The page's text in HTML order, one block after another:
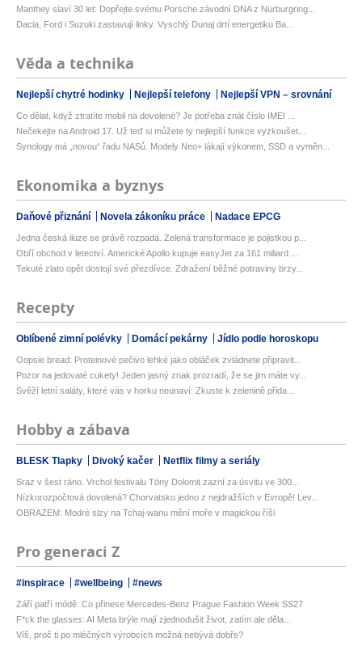
Manthey slaví 30 let: Dopřejte svému Porsche závodní DNA z Nürburgring...
Dacia, Ford i Suzuki zastavují linky. Vyschlý Dunaj drtí energetiku Ba...
Věda a technika
Nejlepší chytré hodinky Nejlepší telefony Nejlepší VPN – srovnání
Co dělat, když ztratíte mobil na dovolené? Je potřeba znát číslo IMEI ...
Nečekejte na Android 17. Už teď si můžete ty nejlepší funkce vyzkoušet...
Synology má „novou“ řadu NASů. Modely Neo+ lákají výkonem, SSD a vyměn...
Ekonomika a byznys
Daňové přiznání Novela zákoníku práce Nadace EPCG
Jedna česká iluze se právě rozpadá. Zelená transformace je pojistkou p...
Obří obchod v letectví. Americké Apollo kupuje easyJet za 161 miliard ...
Tekuté zlato opět dostojí své přezdívce. Zdražení běžné potraviny brzy...
Recepty
Oblíbené zimní polévky Domácí pekárny Jídlo podle horoskopu
Oopsie bread: Proteinové pečivo lehké jako obláček zvládnete připravit...
Pozor na jedovaté cukety! Jeden jasný znak prozradí, že se jim máte vy...
Svěží letní saláty, které vás v horku neunaví: Zkuste k zelenině přida...
Hobby a zábava
BLESK Tlapky Divoký kačer Netflix filmy a seriály
Sraz v šest ráno. Vrchol festivalu Tóny Dolomit zazní za úsvitu ve 300...
Nízkorozpočtová dovolená? Chorvatsko jedno z nejdražších v Evropě! Lev...
OBRAZEM: Modré slzy na Tchaj-wanu mění moře v magickou říši
Pro generaci Z
#inspirace #wellbeing #news
Září patří módě: Co přinese Mercedes-Benz Prague Fashion Week SS27
F*ck the glasses: AI Meta brýle mají zjednodušit život, zatím ale děla...
Víš, proč ti po mléčných výrobcích možná nebývá dobře?